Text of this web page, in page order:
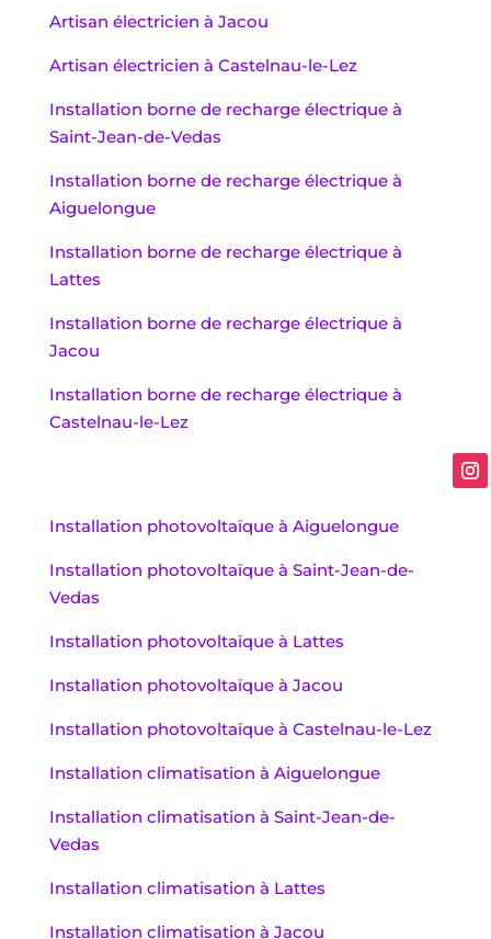
Artisan électricien à Jacou
Artisan électricien à Castelnau-le-Lez
Installation borne de recharge électrique à
Saint-Jean-de-Vedas
Installation borne de recharge électrique à
Aiguelongue
Installation borne de recharge électrique à
Lattes
Installation borne de recharge électrique à
Jacou
Installation borne de recharge électrique à
Castelnau-le-Lez
Installation photovoltaïque à Aiguelongue
Installation photovoltaïque à Saint-Jean-de-
Vedas
Installation photovoltaïque à Lattes
Installation photovoltaïque à Jacou
Installation photovoltaïque à Castelnau-le-Lez
Installation climatisation à Aiguelongue
Installation climatisation à Saint-Jean-de-
Vedas
Installation climatisation à Lattes
Installation climatisation à Jacou